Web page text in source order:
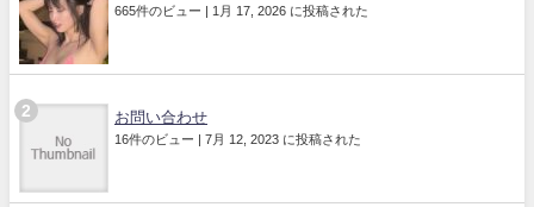
665件のビュー | 1月 17, 2026 に投稿された
お問い合わせ
16件のビュー | 7月 12, 2023 に投稿された